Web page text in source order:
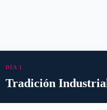
DÍA 1
Tradición